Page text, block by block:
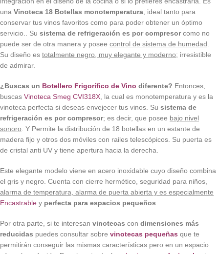
una Vinoteca 18 Botellas monotemperatura , ideal tanto para
conservar tus vinos favoritos como para poder obtener un óptimo
servicio.. Su sistema de refrigeración es por compresorcomo no
puede ser de otra manera y posee control de sistema de humedad
Su diseño es totalmente negro, muy elegante y moderno; irresistible
de admirar.
¿Buscas un Botellero Frigorífico de Vino diferente? Entonces,
buscas Vinoteca Smeg CVI318X , la cual es monotemperatura y es la
vinoteca perfecta si deseas envejecer tus vinos. Su sistema de
refrigeración es por compresor; es decir, que posee bajo nivel
sonoro . Y Permite la distribución de 18 botellas en un estante de
madera fijo y otros dos móviles con railes telescópicos. Su puerta es
de cristal anti UV y tiene apertura hacia la derecha.
Este elegante modelo viene en acero inoxidable cuyo diseño combina
el gris y negro. Cuenta con cierre hermético, seguridad para niños,
alarma de temperatura, alarma de puerta abierta y es especialmente
Encastrable y perfecta para espacios pequeños
Por otra parte, si te interesan vinotecas con dimensiones más
reducidas puedes consultar sobre vinotecas pequeñas que te
permitirán conseguir las mismas características pero en un espacio